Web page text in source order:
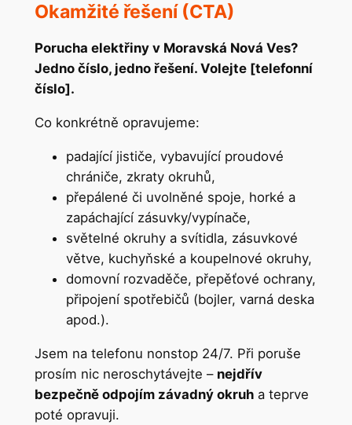
Okamžité řešení (CTA)
Porucha elektřiny v Moravská Nová Ves?
Jedno číslo, jedno řešení. Volejte [telefonní
číslo].
Co konkrétně opravujeme:
padající jističe, vybavující proudové
chrániče, zkraty okruhů,
přepálené či uvolněné spoje, horké a
zapáchající zásuvky/vypínače,
světelné okruhy a svítidla, zásuvkové
větve, kuchyňské a koupelnové okruhy,
domovní rozvaděče, přepěťové ochrany,
připojení spotřebičů (bojler, varná deska
apod.).
Jsem na telefonu nonstop 24/7. Při poruše
prosím nic neroschytávejte – nejdřív
bezpečně odpojím závadný okruha teprve
poté opravuji.